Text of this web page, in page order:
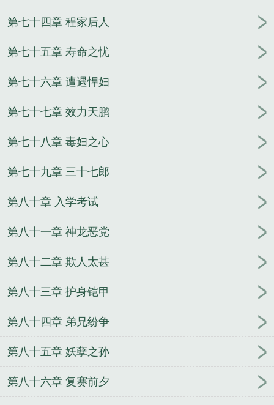
第七十四章 程家后人
第七十五章 寿命之忧
第七十六章 遭遇悍妇
第七十七章 效力天鹏
第七十八章 毒妇之心
第七十九章 三十七郎
第八十章 入学考试
第八十一章 神龙恶党
第八十二章 欺人太甚
第八十三章 护身铠甲
第八十四章 弟兄纷争
第八十五章 妖孽之孙
第八十六章 复赛前夕